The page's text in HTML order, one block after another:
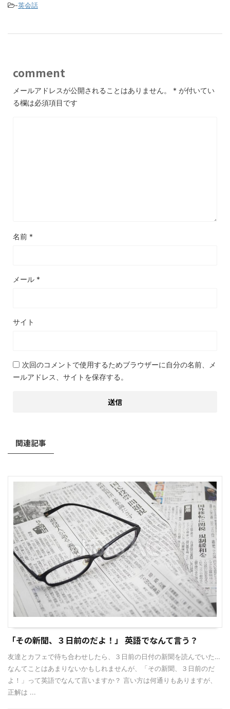
-英会話
comment
メールアドレスが公開されることはありません。 * が付いてい
る欄は必須項目です
名前 *
メール *
サイト
次回のコメントで使用するためブラウザーに自分の名前、メ
ールアドレス、サイトを保存する。
関連記事
「その新聞、３日前のだよ！」 英語でなんて言う？
友達とカフェで待ち合わせしたら、３日前の日付の新聞を読んでいた…
なんてことはあまりないかもしれませんが、「その新聞、３日前のだ
よ！」って英語でなんて言いますか？ 言い方は何通りもありますが、
正解は ...